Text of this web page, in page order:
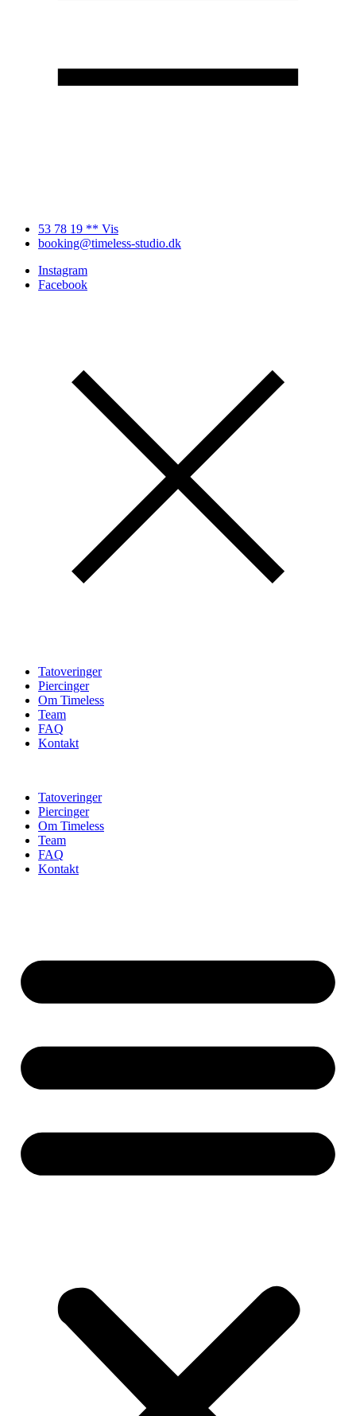
53 78 19 ** Vis
booking@timeless-studio.dk
Instagram
Facebook
Tatoveringer
Piercinger
Om Timeless
Team
FAQ
Kontakt
Tatoveringer
Piercinger
Om Timeless
Team
FAQ
Kontakt